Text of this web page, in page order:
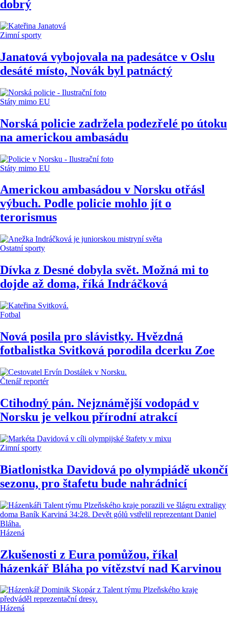
dobrý
Zimní sporty
Janatová vybojovala na padesátce v Oslu
desáté místo, Novák byl patnáctý
Státy mimo EU
Norská policie zadržela podezřelé po útoku
na americkou ambasádu
Státy mimo EU
Americkou ambasádou v Norsku otřásl
výbuch. Podle policie mohlo jít o
terorismus
Ostatní sporty
Dívka z Desné dobyla svět. Možná mi to
dojde až doma, říká Indráčková
Fotbal
Nová posila pro slávistky. Hvězdná
fotbalistka Svitková porodila dcerku Zoe
Čtenář reportér
Ctihodný pán. Nejznámější vodopád v
Norsku je velkou přírodní atrakcí
Zimní sporty
Biatlonistka Davidová po olympiádě ukončí
sezonu, pro štafetu bude nahrádnicí
Házená
Zkušenosti z Eura pomůžou, říkal
házenkář Bláha po vítězství nad Karvinou
Házená